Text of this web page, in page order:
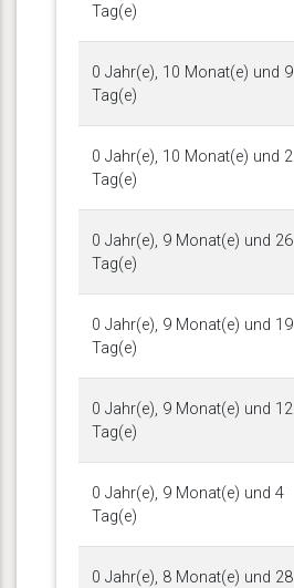
Tag(e)
0 Jahr(e), 10 Monat(e) und 9
Tag(e)
0 Jahr(e), 10 Monat(e) und 2
Tag(e)
0 Jahr(e), 9 Monat(e) und 26
Tag(e)
0 Jahr(e), 9 Monat(e) und 19
Tag(e)
0 Jahr(e), 9 Monat(e) und 12
Tag(e)
0 Jahr(e), 9 Monat(e) und 4
Tag(e)
0 Jahr(e), 8 Monat(e) und 28